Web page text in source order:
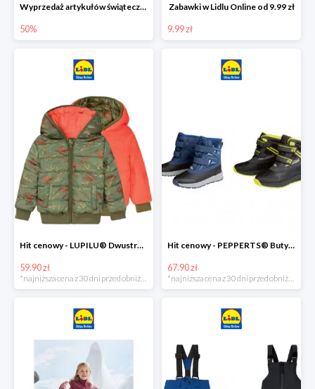
Wyprzedaż artykułów świątecznych w Lidlu Online
50%
Zabawki w Lidlu Online od 9.99 zł
9.99 zł
Hit cenowy - LUPILU® Dwustronna kurtka dziecięca z polarem
59.90 zł
*najniższa cena z 30 dni przed obniżką
Hit cenowy - PEPPERTS® Buty zimowe chłopięce
67.90 zł
*najniższa cena z 30 dni przed obniżką